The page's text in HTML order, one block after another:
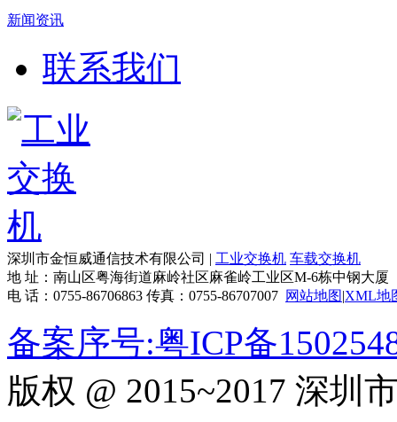
新闻资讯
联系我们
深圳市金恒威通信技术有限公司 | 工业交换机 车载交换机
地 址：南山区粤海街道麻岭社区麻雀岭工业区M-6栋中钢大厦
电 话：0755-86706863 传真：0755-86707007 网站地图|XML地
备案序号:粤ICP备
版权 @ 2015~2017 深圳